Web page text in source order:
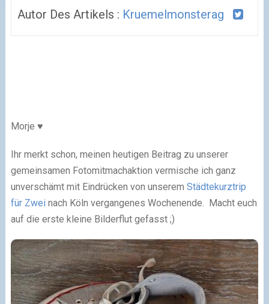
Autor Des Artikels : Kruemelmonsterag
Morje ♥
Ihr merkt schon, meinen heutigen Beitrag zu unserer
gemeinsamen Fotomitmachaktion vermische ich ganz
unverschämt mit Eindrücken von unserem Städtekurztrip
für Zweinach Köln vergangenes Wochenende. Macht euch
auf die erste kleine Bilderflut gefasst ;)